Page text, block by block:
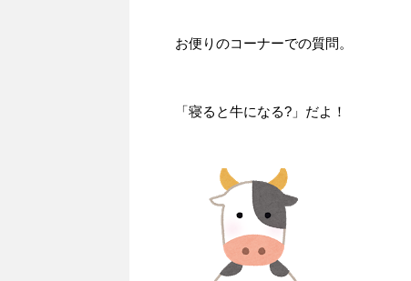
お便りのコーナーでの質問。
「寝ると牛になる?」だよ！